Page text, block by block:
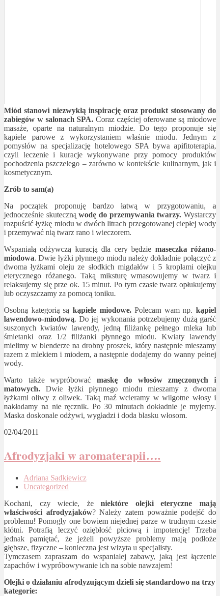
Miód stanowi niezwykłą inspirację oraz produkt stosowany do
zabiegów w salonach SPA. Coraz częściej oferowane są miodowe
masaże, oparte na naturalnym miodzie. Do tego proponuje się
kąpiele parowe z wykorzystaniem właśnie miodu. Jednym z
pomysłów na specjalizację hotelowego SPA bywa apifitoterapia,
czyli leczenie i kuracje wykonywane przy pomocy produktów
pochodzenia pszczelego – zarówno w kontekście kulinarnym, jak i
kosmetycznym.
Zrób to sam(a)
Na początek proponuję bardzo łatwą w przygotowaniu, a
jednocześnie skutecznąwodę do przemywania twarzy. Wystarczy
rozpuścić łyżkę miodu w dwóch litrach przegotowanej ciepłej wody
i przemywać nią twarz rano i wieczorem.
Wspaniałą odżywczą kuracją dla cery będzie maseczka różano-
miodowa. Dwie łyżki płynnego miodu należy dokładnie połączyć z
dwoma łyżkami oleju ze słodkich migdałów i 5 kroplami olejku
eterycznego różanego. Taką miksturę wmasowujemy w twarz i
relaksujemy się prze ok. 15 minut. Po tym czasie twarz opłukujemy
lub oczyszczamy za pomocą toniku.
Osobną kategorią są kąpiele miodowe.Polecam wam np. kąpiel
lawendowo-miodową. Do jej wykonania potrzebujemy dużą garść
suszonych kwiatów lawendy, jedną filiżankę pełnego mleka lub
śmietanki oraz 1/2 filiżanki płynnego miodu. Kwiaty lawendy
mielimy w blenderze na drobny proszek, który następnie mieszamy
razem z mlekiem i miodem, a następnie dodajemy do wanny pełnej
wody.
Warto także wypróbowaćmaskę do włosów zmęczonych i
matowych. Dwie łyżki płynnego miodu mieszamy z dwoma
łyżkami oliwy z oliwek. Taką maź wcieramy w wilgotne włosy i
nakładamy na nie ręcznik. Po 30 minutach dokładnie je myjemy.
Maska doskonale odżywi, wygładzi i doda blasku włosom.
02/04/2011
Afrodyzjaki w aromaterapii….
Adriana Sadkiewicz
Uncategorized
Kochani, czy wiecie, żeniektóre olejki eteryczne mają
właściwości afrodyzjaków? Należy zatem poważnie podejść do
problemu! Pomogły one bowiem niejednej parze w trudnym czasie
kłótni. Potrafią leczyć oziębłość płciową i impotencję! Trzeba
jednak pamiętać, że jeżeli powyższe problemy mają podłoże
głębsze, fizyczne – konieczna jest wizyta u specjalisty.
Tymczasem zapraszam do wspanialej zabawy, jaką jest łączenie
zapachów i wypróbowywanie ich na sobie nawzajem!
Olejki o działaniu afrodyzującym dzieli się standardowo na trzy
kategorie: